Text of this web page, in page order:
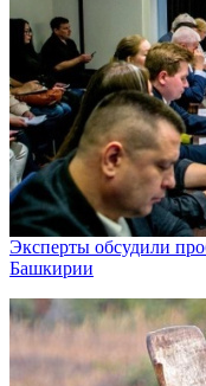
Эксперты обсудили
Башкирии